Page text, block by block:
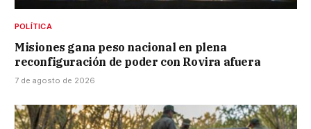
POLÍTICA
Misiones gana peso nacional en plena
reconfiguración de poder con Rovira afuera
7 de agosto de 2026